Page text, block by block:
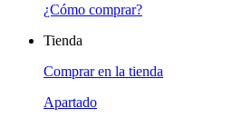
¿Cómo comprar?
Tienda
Comprar en la tienda
Apartado